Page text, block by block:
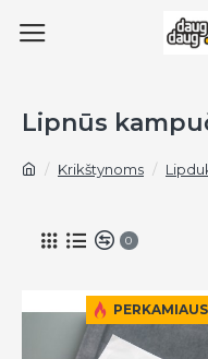
Krikštynoms
Lipnūs
0